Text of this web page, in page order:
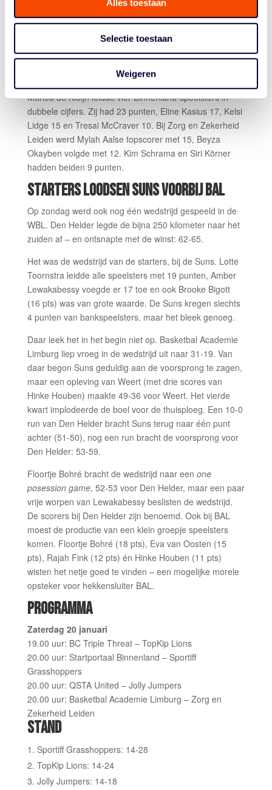
Alles toestaan
Selectie toestaan
Weigeren
wedstrijd”, aldus Den Os. “Een goed herstel na vorige
week. We speelden weer met energie, en dan zie je een
heel ander team dan tegen Landsmeer. Alleen het
verliezen, maar dit is een nederlaag waar ik mee kan
leven en waar we mee verder kunnen.”
Marlou de Kleijn leidde vier Binnenland-speelsters in
dubbele cijfers. Zij had 23 punten, Eline Kasius 17, Kelsi
Lidge 15 en Tresai McCraver 10. Bij Zorg en Zekerheid
Leiden werd Mylah Aalse topscorer met 15, Beyza
Okayben volgde met 12. Kim Schrama en Siri Körner
hadden beiden 9 punten.
STARTERS LOODSEN SUNS VOORBIJ BAL
Op zondag werd ook nog één wedstrijd gespeeld in de
WBL. Den Helder legde de bijna 250 kilometer naar het
zuiden af – en ontsnapte met de winst: 62-65.
Het was de wedstrijd van de starters, bij de Suns. Lotte
Toornstra leidde alle speelsters met 19 punten, Amber
Lewakabessy voegde er 17 toe en ook Brooke Bigott
(16 pts) was van grote waarde. De Suns kregen slechts
4 punten van bankspeelsters, maar het bleek genoeg.
Daar leek het in het begin niet op. Basketbal Academie
Limburg liep vroeg in de wedstrijd uit naar 31-19. Van
daar begon Suns geduldig aan de voorsprong te zagen,
maar een opleving van Weert (met drie scores van
Hinke Houben) maakte 49-36 voor Weert. Het vierde
kwart implodeerde de boel voor de thuisploeg. Een 10-0
run van Den Helder bracht Suns terug naar één punt
achter (51-50), nog een run bracht de voorsprong voor
Den Helder: 53-59.
Floortje Bohré bracht de wedstrijd naar een one
posession game, 52-53 voor Den Helder, maar een paar
vrije worpen van Lewakabessy beslisten de wedstrijd.
De scorers bij Den Helder zijn benoemd. Ook bij BAL
moest de productie van een klein groepje speelsters
komen. Floortje Bohré (18 pts), Eva van Oosten (15
pts), Rajah Fink (12 pts) én Hinke Houben (11 pts)
wisten het netje goed te vinden – een mogelijke morele
opsteker voor hekkensluiter BAL.
PROGRAMMA
Zaterdag 20 januari
19.00 uur: BC Triple Threat – TopKip Lions
20.00 uur: Startportaal Binnenland – Sportiff
Grasshoppers
20.00 uur: QSTA United – Jolly Jumpers
20.00 uur: Basketbal Academie Limburg – Zorg en
Zekerheid Leiden
STAND
Sportiff Grasshoppers: 14-28
TopKip Lions: 14-24
Jolly Jumpers: 14-18